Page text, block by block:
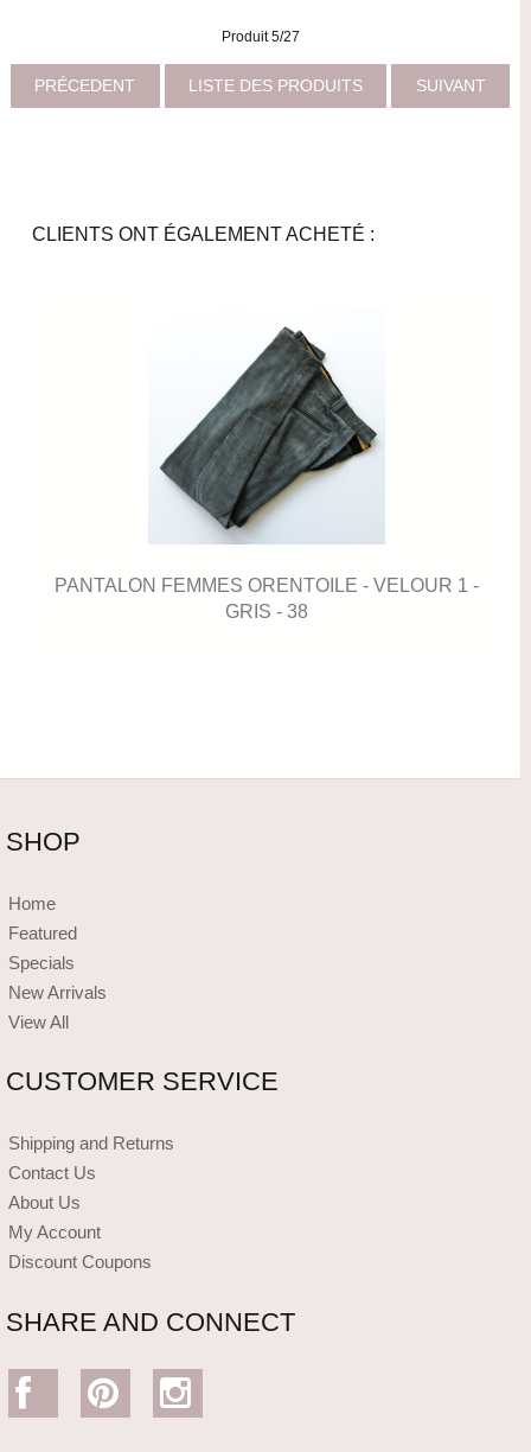
Produit 5/27
PRÉCEDENT LISTE DES PRODUITS SUIVANT
CLIENTS ONT ÉGALEMENT ACHETÉ :
PANTALON FEMMES ORENTOILE - VELOUR 1 -
GRIS - 38
SHOP
Home
Featured
Specials
New Arrivals
View All
CUSTOMER SERVICE
Shipping and Returns
Contact Us
About Us
My Account
Discount Coupons
SHARE AND CONNECT